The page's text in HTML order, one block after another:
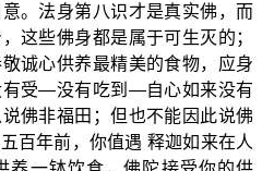
。法身第八识才是真实佛，而
这些佛身都是属于可生灭的；
诚心供养最精美的食物，应身
有受—没有吃到—自心如来没有
佛非福田；但也不能因此说佛
百年前，你值遇 释迦如来在人